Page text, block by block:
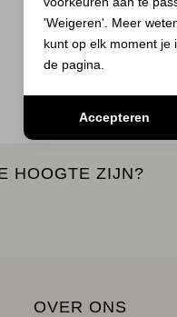
25,00 49,99
HOOGTE ZIJN?
OVER ONS
'Weigeren'. Meer
kunt op elk moment je
de pagina.
Accepteren